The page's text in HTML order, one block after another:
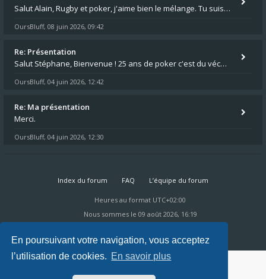
En poursuivant votre navigation, vous acceptez
l’utilisation de cookies. En savoir plus
Salut Alain, Rugby et poker, j'aime bien le mélange. Tu suis le rugby du coin ? Moi j'essaie d'aller voir des matchs de
OursBluff, 08 juin 2026, 09:42
Re: Présentation
Salut Stéphane, Bienvenue ! 25 ans de poker c'est du vécu quand même. Moi je suis relativementnouveau (2018) mais j'ai a
OursBluff, 04 juin 2026, 12:42
Re: Ma présentation
Merci.
OursBluff, 04 juin 2026, 12:30
Index du forum FAQ L’équipe du forum
Heures au format UTC+02:00
Nous sommes le 09 août 2026, 16:19
Ravaio Theme by